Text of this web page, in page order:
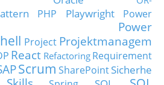
PHP Playwright
Power
Power
Project Projektmanagem
React Refactoring Requirement
Scrum SharePointSicherhe